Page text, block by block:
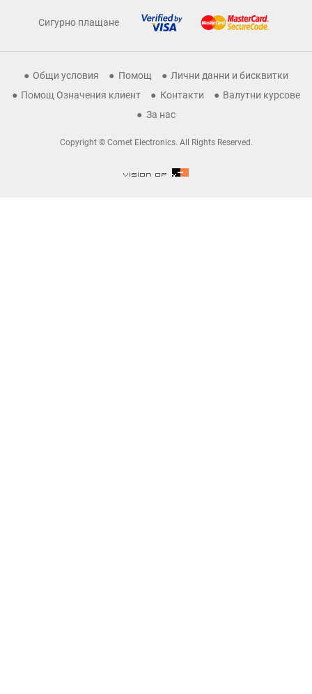
Сигурно плащане
Общи условия Помощ
Лични данни и бисквитки
Помощ Означения клиент
Контакти
Валутни курсове
За нас
Copyright © Comet Electronics. All Rights Reserved.